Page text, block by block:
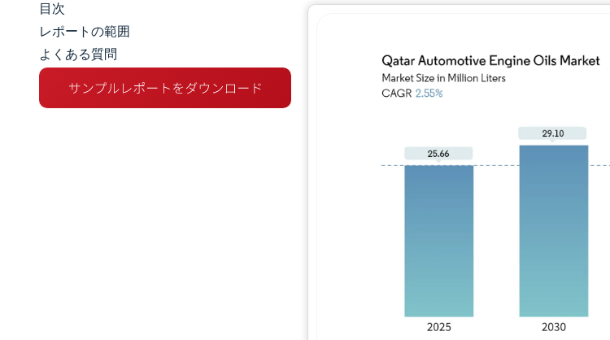
マーケットスナップショット
市場概要
主な市場動向
目次
レポートの範囲
よくある質問